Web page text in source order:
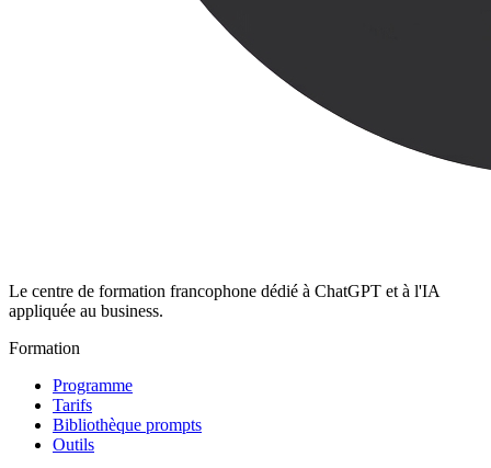
Le centre de formation francophone dédié à ChatGPT et à l'IA
appliquée au business.
Formation
Programme
Tarifs
Bibliothèque prompts
Outils